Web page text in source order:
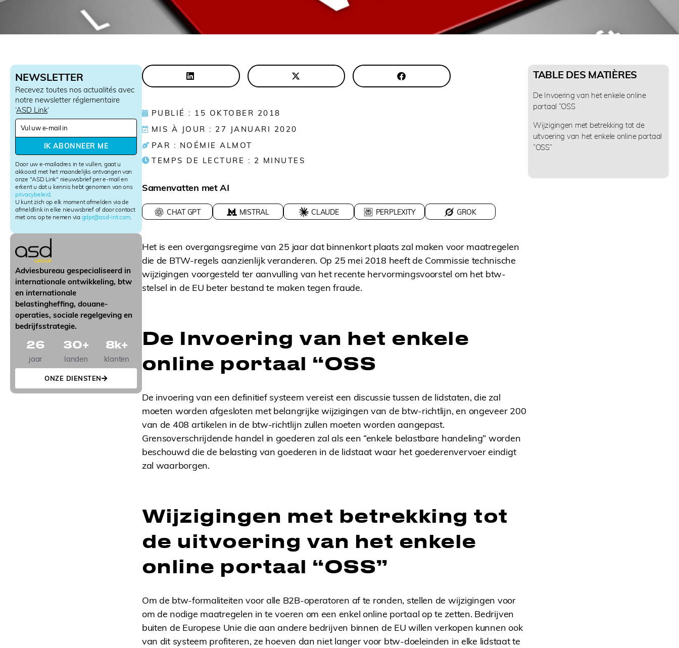
NEWSLETTER
Recevez toutes nos actualités avec
notre newsletter réglementaire
‘ASD Link‘
N
s
l
e
t
t
e
r
S
n
u
p
Door uw e-mailadres in te vullen, gaat u
akkoord met het maandelijks ontvangen van
onze "ASD Link" nieuwsbrief per e-mail en
erkent u dat u kennis hebt genomen van ons
privacybeleid
U kunt zich op elk moment afmelden via de
afmeldlink in elke nieuwsbrief of door contact
met ons op te nemen via gdpr@asd-int.com
IK ABONNEER ME
Adviesbureau gespecialiseerd in
internationale ontwikkeling, btw
en internationale
belastingheffing, douane-
operaties, sociale regelgeving en
bedrijfsstrategie.
jaar
26
landen
30+
klanten
8k+
ONZE DIENSTEN
PUBLIÉ : 15 OKTOBER 2018
MIS À JOUR : 27 JANUARI 2020
PAR : NOÉMIE ALMOT
TEMPS DE LECTURE : 2 MINUTES
Samenvatten met AI
CHAT GPT MISTRAL CLAUDE PERPLEXITY GROK
Het is een overgangsregime van 25 jaar dat binnenkort plaats zal maken voor maatregelen
die de BTW-regels aanzienlijk veranderen. Op 25 mei 2018 heeft de Commissie technische
wijzigingen voorgesteld ter aanvulling van het recente hervormingsvoorstel om het btw-
stelsel in de EU beter bestand te maken tegen fraude.
De Invoering van het enkele
online portaal “OSS
De invoering van een definitief systeem vereist een discussie tussen de lidstaten, die zal
moeten worden afgesloten met belangrijke wijzigingen van de btw-richtlijn, en ongeveer 200
van de 408 artikelen in de btw-richtlijn zullen moeten worden aangepast.
Grensoverschrijdende handel in goederen zal als een “enkele belastbare handeling” worden
beschouwd die de belasting van goederen in de lidstaat waar het goederenvervoer eindigt
zal waarborgen.
Wijzigingen met betrekking tot
de uitvoering van het enkele
online portaal “OSS”
Om de btw-formaliteiten voor alle B2B-operatoren af ​​te ronden, stellen de wijzigingen voor
om de nodige maatregelen in te voeren om een ​​enkel online portaal op te zetten. Bedrijven
buiten de Europese Unie die aan andere bedrijven binnen de EU willen verkopen kunnen ook
van dit systeem profiteren, ze hoeven dan niet langer voor btw-doeleinden in elke lidstaat te
TABLE DES MATIÈRES
De Invoering van het enkele online
portaal “OSS
Wijzigingen met betrekking tot de
uitvoering van het enkele online portaal
“OSS”